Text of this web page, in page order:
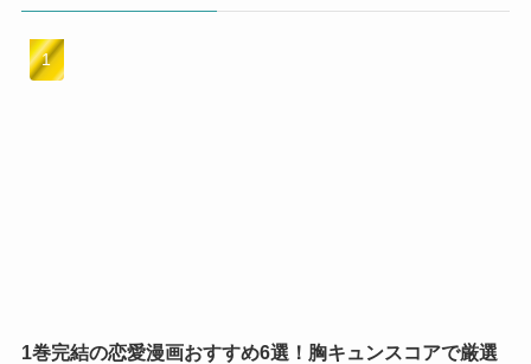
1巻完結の恋愛漫画おすすめ6選！胸キュンスコアで厳選